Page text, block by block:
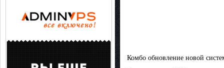
Комбо обновление новой